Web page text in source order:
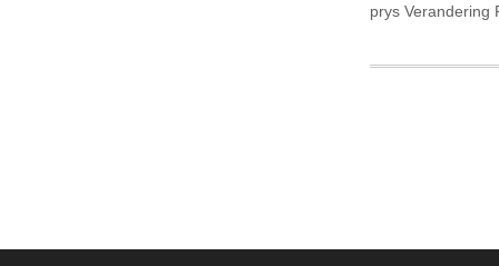
prys Verandering